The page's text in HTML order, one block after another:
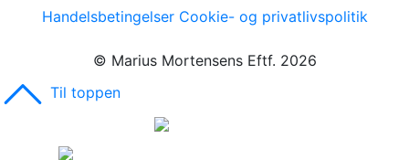
Handelsbetingelser Cookie- og privatlivspolitik
© Marius Mortensens Eftf. 2026
Til toppen